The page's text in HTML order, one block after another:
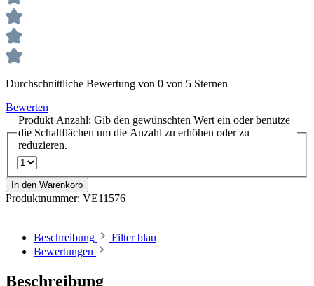
Durchschnittliche Bewertung von 0 von 5 Sternen
Bewerten
Produkt Anzahl: Gib den gewünschten Wert ein oder benutze
die Schaltflächen um die Anzahl zu erhöhen oder zu
reduzieren.
In den Warenkorb
Produktnummer: VE11576
Beschreibung
Filter blau
Bewertungen
Beschreibung